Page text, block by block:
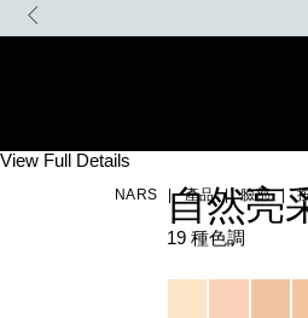
Skip
NARS 產品 臉部
Details
/zh/patagonia-
foundation/0607845066095_hk.html
Item
0607845066095_hk
View Full Details
自然亮
19 種色調
Variations